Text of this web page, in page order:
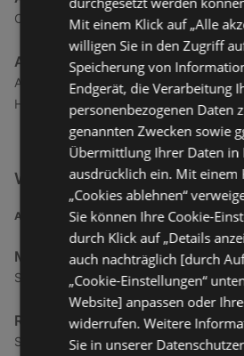
Oberdorf 59, 9762 Spittal an der Drau
A1 Tankstelle
An der Bundesstraße 95, 4822 Bad
Hallstättersee
Weitere Auto & Tanken
ADRESSE
Mazda Austria GmbH
Schwanenstraße 3, 6973 Höchst
RENAULT ÖSTERREICH GmbH
Schwanenstraße 3, 6973 Hoechst
Mit einem Klick auf „Alle
willigen Sie in den Zugriff
Speicherung von
Endgerät, die Verarbeitung
personenbezogenen Daten
genannten Zwecken sowie
Übermittlung Ihrer Daten
ausdrücklich ein. Mit einem
„Cookies ablehnen“
Sie können Ihre Cookie-
durch Klick auf „Details
auch nachträglich [durch
„Cookie-Einstellungen“
Website] anpassen oder
widerrufen. Weitere
Sie in unserer